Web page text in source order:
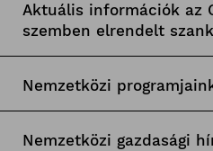
Aktuális információk az
szemben elrendelt
Nemzetközi
Nemzetközi gazdasági